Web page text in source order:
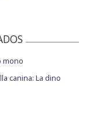
mono
canina: La dino